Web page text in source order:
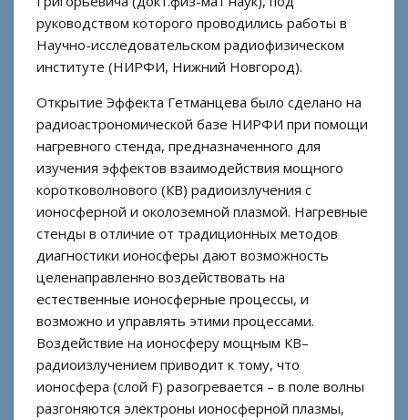
руководством которого проводились работы в
Научно-исследовательском радиофизическом
институте (НИРФИ, Нижний Новгород).
Открытие Эффекта Гетманцева было сделано на
радиоастрономической базе НИРФИ при помощи
нагревного стенда, предназначенного для
изучения эффектов взаимодействия мощного
коротковолнового (КВ) радиоизлучения с
ионосферной и околоземной плазмой. Нагревные
стенды в отличие от традиционных методов
диагностики ионосферы дают возможность
целенаправленно воздействовать на
естественные ионосферные процессы, и
возможно и управлять этими процессами.
Воздействие на ионосферу мощным КВ–
радиоизлучением приводит к тому, что
ионосфера (слой F) разогревается – в поле волны
разгоняются электроны ионосферной плазмы,